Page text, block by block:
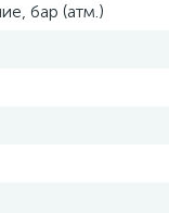
бар (атм.)